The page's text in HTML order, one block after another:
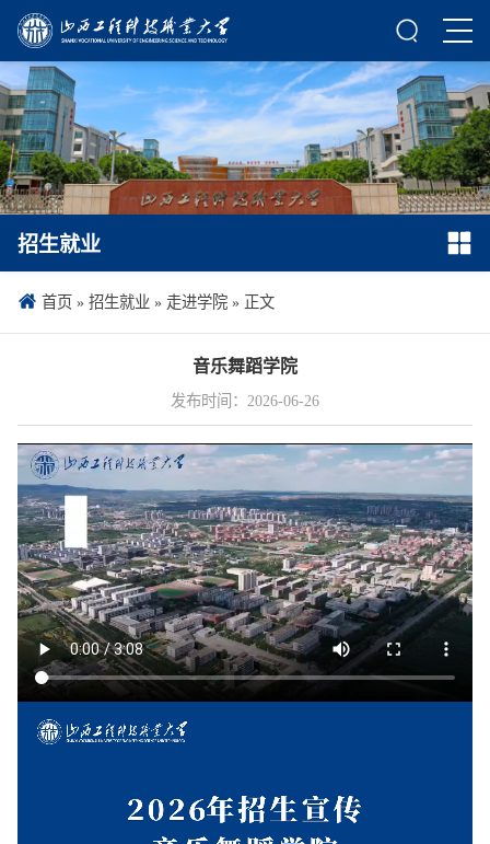
招生就业
首页 »招生就业 » 走进学院 » 正文
音乐舞蹈学院
发布时间：2026-06-26